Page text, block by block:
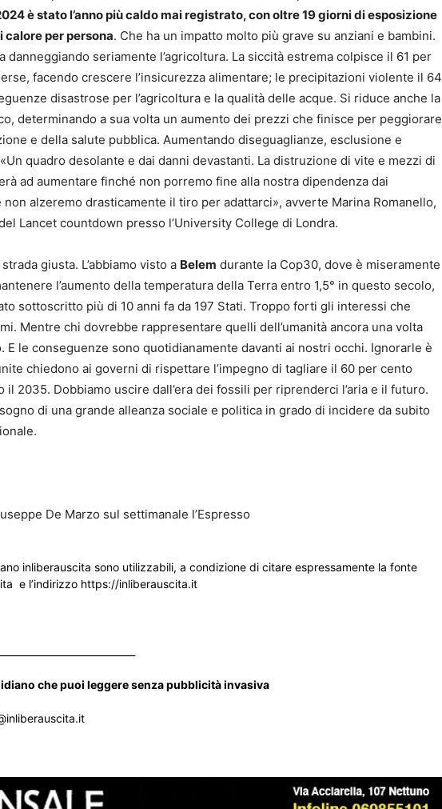
è stato l’anno più caldo mai registrato, con oltre 19 giorni di esposizione
calore per persona. Che ha un impatto molto più grave su anziani e bambini.
danneggiando seriamente l’agricoltura. La siccità estrema colpisce il 61 per
facendo crescere l’insicurezza alimentare; le precipitazioni violente il 64
disastrose per l’agricoltura e la qualità delle acque. Si riduce anche la
determinando a sua volta un aumento dei prezzi che finisce per peggiorare
e della salute pubblica. Aumentando diseguaglianze, esclusione e
quadro desolante e dai danni devastanti. La distruzione di vite e mezzi di
ad aumentare finché non porremo fine alla nostra dipendenza dai
alzeremo drasticamente il tiro per adattarci», avverte Marina Romanello,
Lancet countdown presso l’University College di Londra.
giusta. L’abbiamo visto a Belem durante la Cop30, dove è miseramente
l’aumento della temperatura della Terra entro 1,5° in questo secolo,
sottoscritto più di 10 anni fa da 197 Stati. Troppo forti gli interessi che
Mentre chi dovrebbe rappresentare quelli dell’umanità ancora una volta
E le conseguenze sono quotidianamente davanti ai nostri occhi. Ignorarle è
chiedono ai governi di rispettare l’impegno di tagliare il 60 per cento
2035. Dobbiamo uscire dall’era dei fossili per riprenderci l’aria e il futuro.
di una grande alleanza sociale e politica in grado di incidere da subito
De Marzo sul settimanale l’Espresso
inliberauscita sono utilizzabili, a condizione di citare espressamente la fonte
e l’indirizzo https://inliberauscita.it
che puoi leggere senza pubblicità invasiva